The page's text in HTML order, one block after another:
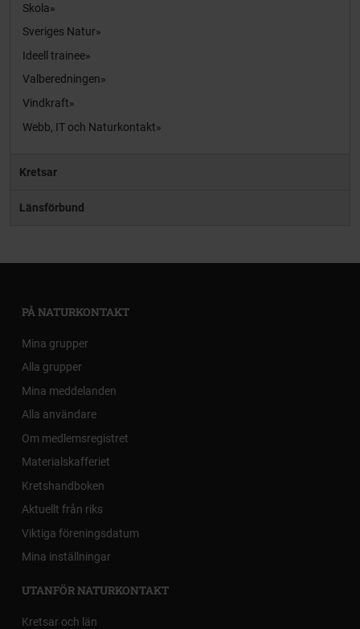
Skola
Sveriges Natur
Ideell trainee
Valberedningen
Vindkraft
Webb, IT och Naturkontakt
Kretsar
Länsförbund
PÅ NATURKONTAKT
Mina grupper
Alla grupper
Mina meddelanden
Alla användare
Om medlemsregistret
Materialskafferiet
Kretshandboken
Aktuellt från riks
Viktiga föreningsdatum
Mina inställningar
UTANFÖR NATURKONTAKT
Kretsar och län